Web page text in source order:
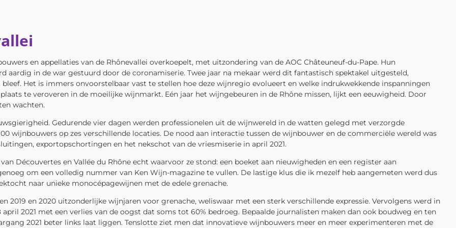
en appellaties van de Rhônevallei overkoepelt, met uitzondering van de AOC Châteuneuf-du-Pape. Hun
aardig in de war gestuurd door de coronamiserie. Twee jaar na mekaar werd dit fantastisch spektakel uitgesteld,
Het is immers onvoorstelbaar vast te stellen hoe deze wijnregio evolueert en welke indrukwekkende inspanningen
te veroveren in de moeilijke wijnmarkt. Eén jaar het wijngebeuren in de Rhône missen, lijkt een eeuwigheid. Door
wachten.
Gedurende vier dagen werden professionelen uit de wijnwereld in de watten gelegd met verzorgde
wijnbouwers op zes verschillende locaties. De nood aan interactie tussen de wijnbouwer en de commerciële wereld was
exportopschortingen en het nekschot van de vriesmiserie in april 2021.
Découvertes en Vallée du Rhône echt waarvoor ze stond: een boeket aan nieuwigheden en een register aan
om een volledig nummer van Ken Wijn-magazine te vullen. De lastige klus die ik mezelf heb aangemeten werd dus
naar unieke monocépagewijnen met de edele grenache.
2019 en 2020 uitzonderlijke wijnjaren voor grenache, weliswaar met een sterk verschillende expressie. Vervolgens werd in
2021 met een verlies van de oogst dat soms tot 60% bedroeg. Bepaalde journalisten maken dan ook boudweg en ten
2021 beter links laat liggen. Tenslotte ziet men dat innovatieve wijnbouwers meer en meer experimenteren met de